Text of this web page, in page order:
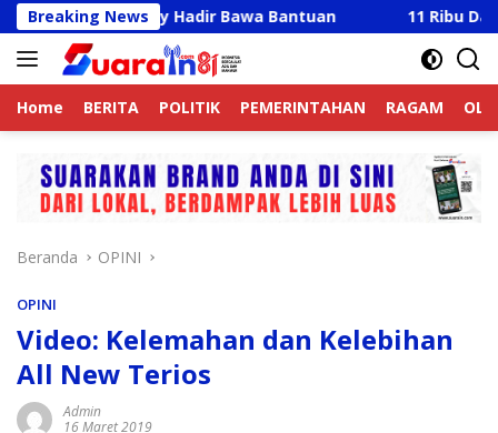
Langsung
ke
konten
Breaking News
Anthony Hadir Bawa Bantuan 11 Ribu Data
Home BERITA POLITIK PEMERINTAHAN RAGAM
Beranda OPINI
OPINI
Video: Kelemahan dan Kelebihan
All New Terios
Admin
16 Maret 2019